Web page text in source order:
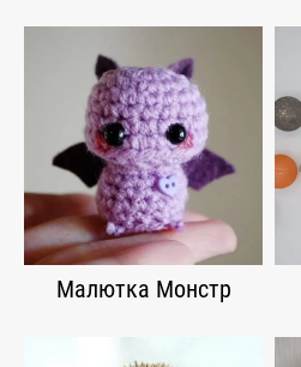
Малютка Монстр